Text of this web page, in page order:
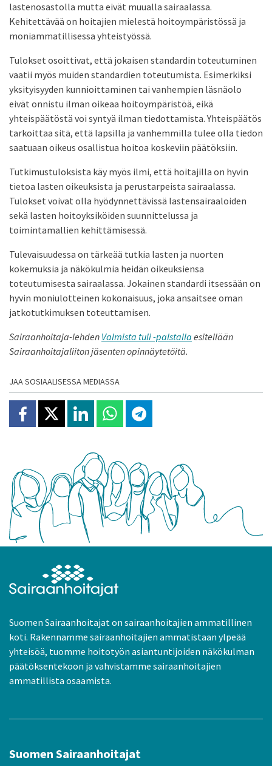
lastenosastolla mutta eivät muualla sairaalassa.
Kehitettävää on hoitajien mielestä hoitoympäristössä ja
moniammatillisessa yhteistyössä.
Tulokset osoittivat, että jokaisen standardin toteutuminen
vaatii myös muiden standardien toteutumista. Esimerkiksi
yksityisyyden kunnioittaminen tai vanhempien läsnäolo
eivät onnistu ilman oikeaa hoitoympäristöä, eikä
yhteispäätöstä voi syntyä ilman tiedottamista. Yhteispäätös
tarkoittaa sitä, että lapsilla ja vanhemmilla tulee olla tiedon
saatuaan oikeus osallistua hoitoa koskeviin päätöksiin.
Tutkimustuloksista käy myös ilmi, että hoitajilla on hyvin
tietoa lasten oikeuksista ja perustarpeista sairaalassa.
Tulokset voivat olla hyödynnettävissä lastensairaaloiden
sekä lasten hoitoyksiköiden suunnittelussa ja
toimintamallien kehittämisessä.
Tulevaisuudessa on tärkeää tutkia lasten ja nuorten
kokemuksia ja näkökulmia heidän oikeuksiensa
toteutumisesta sairaalassa. Jokainen standardi itsessään on
hyvin moniulotteinen kokonaisuus, joka ansaitsee oman
jatkotutkimuksen toteuttamisen.
Sairaanhoitaja-lehden Valmista tuli -palstalla esitellään
Sairaanhoitajaliiton jäsenten opinnäytetöitä.
JAA SOSIAALISESSA MEDIASSA
Jaa Facebookissa
Jaa X:ssäJaa Linkedinissä
Jaa Whatsappissa
Jaa Telegramissa
Suomen Sairaanhoitajat on sairaanhoitajien ammatillinen
koti. Rakennamme sairaanhoitajien ammatistaan ylpeää
yhteisöä, tuomme hoitotyön asiantuntijoiden näkökulman
päätöksentekoon ja vahvistamme sairaanhoitajien
ammatillista osaamista.
Suomen Sairaanhoitajat